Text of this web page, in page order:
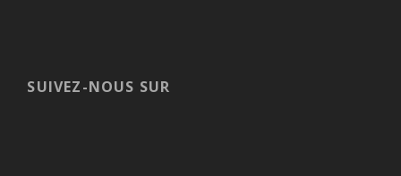
SUIVEZ-NOUS SUR